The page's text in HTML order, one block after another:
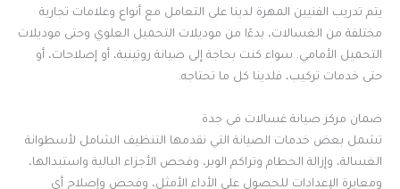
يتم تدريب الفنيين المهرة لدينا على التعامل مع أنواع وعلامات تجارية
مختلفة من الغسالات، بدءًا من موديلات التحميل العلوي وحتى موديلات
التحميل الأمامي. سواء كنت بحاجة إلى صيانة روتينية، أو إصلاحات، أو
حتى خدمات تركيب، فلدينا كل ما تحتاجه.
ضمان مركز صيانة غسالات في جدة
تشمل بعض خدمات الصيانة التي نقدمها التنظيف الشامل لأسطوانة
الغسالة، وإزالة الحطام وتراكم الوبر، وفحص الأجزاء البالية واستبدالها،
ومعايرة الإعدادات للحصول على الأداء الأمثل، وفحص وإصلاح أي